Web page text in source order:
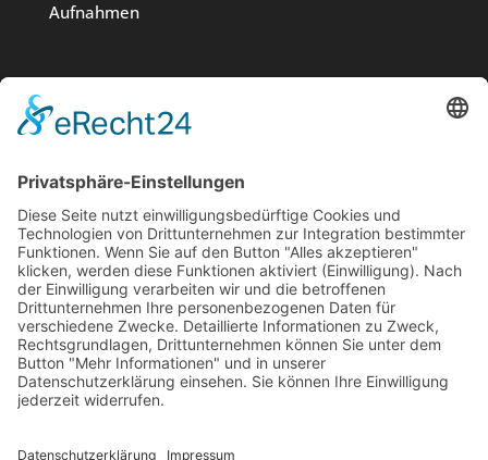
Aufnahmen
Medien
News
Kontakt
Impressum
Datenschutz